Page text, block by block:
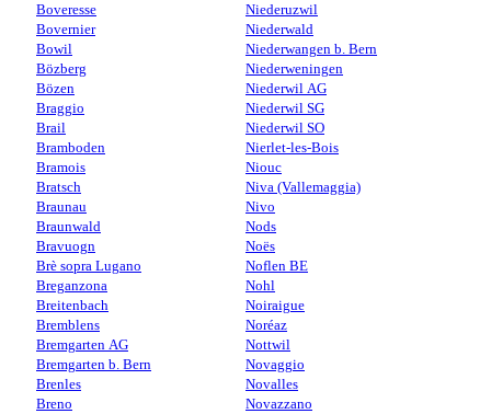
Boveresse
Bovernier
Bowil
Bözberg
Bözen
Braggio
Brail
Bramboden
Bramois
Bratsch
Braunau
Braunwald
Bravuogn
Brè sopra Lugano
Breganzona
Breitenbach
Bremblens
Bremgarten AG
Bremgarten b. Bern
Brenles
Breno
Niederuzwil
Niederwald
Niederwangen b. Bern
Niederweningen
Niederwil AG
Niederwil SG
Niederwil SO
Nierlet-les-Bois
Niouc
Niva (Vallemaggia)
Nivo
Nods
Noës
Noflen BE
Nohl
Noiraigue
Noréaz
Nottwil
Novaggio
Novalles
Novazzano